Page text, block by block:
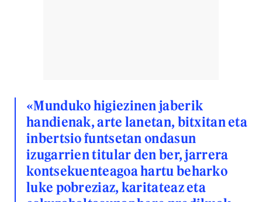
«Munduko higiezinen jaberik
handienak, arte lanetan, bitxitan eta
inbertsio funtsetan ondasun
izugarrien titular den ber, jarrera
kontsekuenteagoa hartu beharko
luke pobreziaz, karitateaz eta